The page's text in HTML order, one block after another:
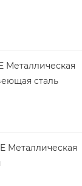
Металлическая
сталь
Металлическая